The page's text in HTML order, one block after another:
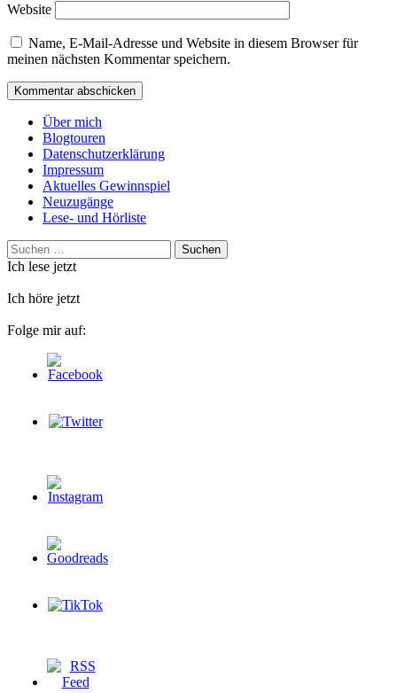
Website
Name, E-Mail-Adresse und Website in diesem Browser für
meinen nächsten Kommentar speichern.
Über mich
Blogtouren
Datenschutzerklärung
Impressum
Aktuelles Gewinnspiel
Neuzugänge
Lese- und Hörliste
Suchen
nach:
Ich lese jetzt
Ich höre jetzt
Folge mir auf: